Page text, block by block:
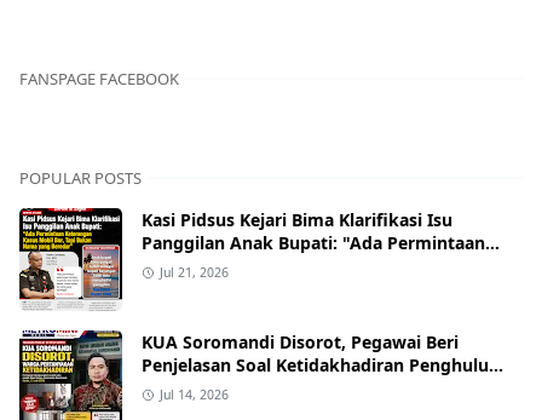
FANSPAGE FACEBOOK
POPULAR POSTS
Kasi Pidsus Kejari Bima Klarifikasi Isu
Panggilan Anak Bupati: "Ada Permintaan
Keterangan Kasus Mobil Bor, Tapi Bukan
Jul 21, 2026
KUA Soromandi Disorot, Pegawai Beri
Penjelasan Soal Ketidakhadiran Penghulu
pada Akad Nikah Mualaf
Jul 14, 2026